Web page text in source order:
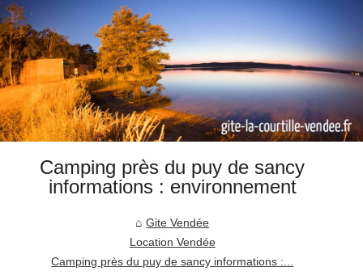
Camping près du puy de sancy
informations : environnement
Gite Vendée
Location Vendée
Camping près du puy de sancy informations :...